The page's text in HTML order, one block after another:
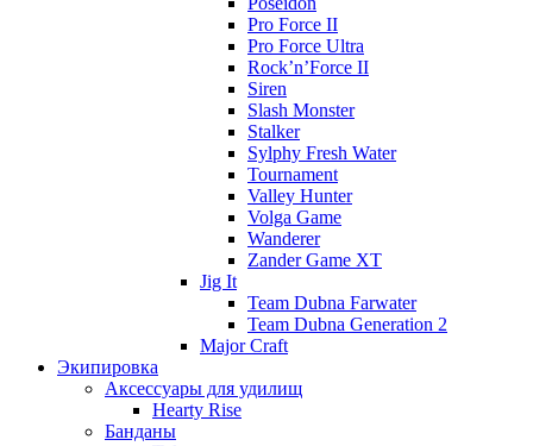
Pro Force II
Pro Force Ultra
Rock’n’Force II
Siren
Slash Monster
Stalker
Sylphy Fresh Water
Tournament
Valley Hunter
Volga Game
Wanderer
Zander Game XT
Jig It
Team Dubna Farwater
Team Dubna Generation 2
Major Craft
Экипировка
Аксессуары для удилищ
Hearty Rise
Банданы